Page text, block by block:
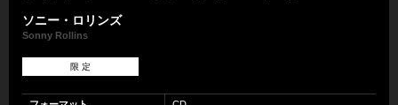
ソニー・ロリンズ
Sonny Rollins
限 定